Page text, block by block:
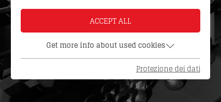
ACCEPT ALL
Get more info about used cookies
Protezione dei dati